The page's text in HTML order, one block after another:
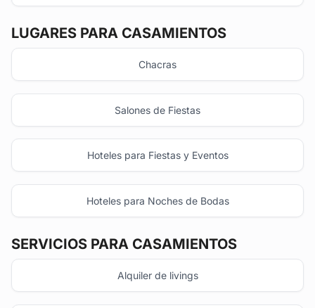
LUGARES PARA CASAMIENTOS
Chacras
Salones de Fiestas
Hoteles para Fiestas y Eventos
Hoteles para Noches de Bodas
SERVICIOS PARA CASAMIENTOS
Alquiler de livings